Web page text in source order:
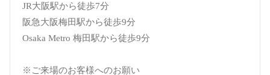
JR大阪駅から徒歩7分
阪急大阪梅田駅から徒歩9分
Osaka Metro 梅田駅から徒歩9分
※ご来場のお客様へのお願い